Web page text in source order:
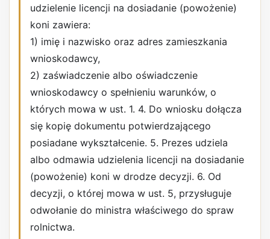
udzielenie licencji na dosiadanie (powożenie)
koni zawiera:
1) imię i nazwisko oraz adres zamieszkania
wnioskodawcy,
2) zaświadczenie albo oświadczenie
wnioskodawcy o spełnieniu warunków, o
których mowa w ust. 1. 4. Do wniosku dołącza
się kopię dokumentu potwierdzającego
posiadane wykształcenie. 5. Prezes udziela
albo odmawia udzielenia licencji na dosiadanie
(powożenie) koni w drodze decyzji. 6. Od
decyzji, o której mowa w ust. 5, przysługuje
odwołanie do ministra właściwego do spraw
rolnictwa.